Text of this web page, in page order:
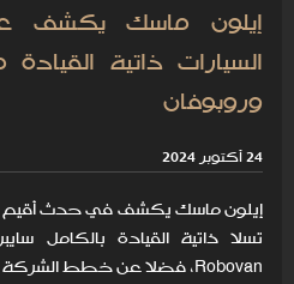
إيلون ماسك يكشف
السيارات ذاتية
وروبوفان
24 أكتوبر 2024
إيلون ماسك يكشف في حدث
Robovan، فضلا عن خطط الشركة المستقبلية لهذه السيارات.